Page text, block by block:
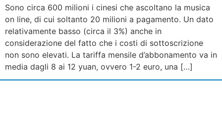
Sono circa 600 milioni i cinesi che ascoltano la musica
on line, di cui soltanto 20 milioni a pagamento. Un dato
relativamente basso (circa il 3%) anche in
considerazione del fatto che i costi di sottoscrizione
non sono elevati. La tariffa mensile d’abbonamento va in
media dagli 8 ai 12 yuan, ovvero 1-2 euro, una […]